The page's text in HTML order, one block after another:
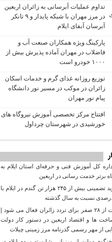
تداوم عملیات آبرسانی به زائران اربعین
در مرز مهران با شبکه پایدار و ۹ تانکر
آبرسان آبفای ایلام
پارکینگ ویژه همکاران صنعت آب و
فاضلاب در مهران آماده پذیرش بیش از
۱۰۰۰ خودرو است
توزیع روزانه غذای گرم و خدمات اسکان
زائران در موکب در مسیر نور دانشگاه
پیام نور مهران
افتتاح مرکز تخصصی آموزش نیروگاه‌ های
خورشیدی در شهرستان چرداول
کل آموزش فنی و حرفه‌ای استان ایلام به‌
برتر خدمت‌ رسانی در اربعین
تحقق خرید تضمینی بیش از ۲۴۵ هزار تن گندم در ایلام با
مرز چیلات از ۲۸ صفر برای تردد زائران فعال می‌ شود |
ها و اقتصاد اربعین در دستور کار دولت
از مهر رسمی گذرنامه مرز زمینی چیلات